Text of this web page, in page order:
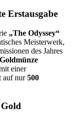
Erstausgabe
„The Odyssey“
Meisterwerk,
des Jahres
einer
auf nur500